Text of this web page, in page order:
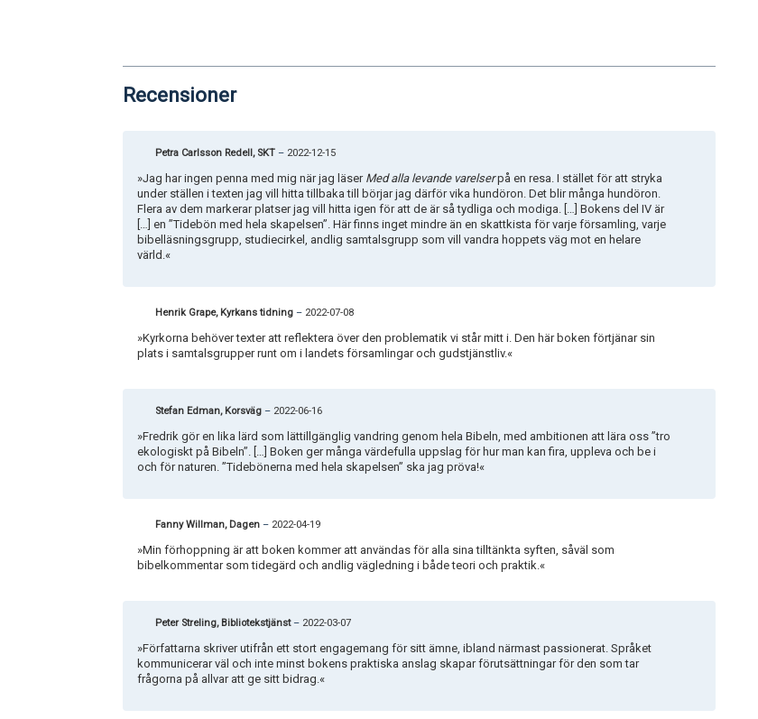
Recensioner
Petra Carlsson Redell, SKT – 2022-12-15
»Jag har ingen penna med mig när jag läser Med alla levande varelserpå en resa. I stället för att stryka
under ställen i texten jag vill hitta tillbaka till börjar jag därför vika hundöron. Det blir många hundöron.
Flera av dem markerar platser jag vill hitta igen för att de är så tydliga och modiga. […] Bokens del IV är
[…] en ”Tidebön med hela skapelsen”. Här finns inget mindre än en skattkista för varje församling, varje
bibelläsningsgrupp, studiecirkel, andlig samtalsgrupp som vill vandra hoppets väg mot en helare
värld.«
Henrik Grape, Kyrkans tidning– 2022-07-08
»Kyrkorna behöver texter att reflektera över den problematik vi står mitt i. Den här boken förtjänar sin
plats i samtalsgrupper runt om i landets församlingar och gudstjänstliv.«
Stefan Edman, Korsväg – 2022-06-16
»Fredrik gör en lika lärd som lättillgänglig vandring genom hela Bibeln, med ambitionen att lära oss ”tro
ekologiskt på Bibeln”. […] Boken ger många värdefulla uppslag för hur man kan fira, uppleva och be i
och för naturen. ”Tidebönerna med hela skapelsen” ska jag pröva!«
Fanny Willman, Dagen– 2022-04-19
»Min förhoppning är att boken kommer att användas för alla sina tilltänkta syften, såväl som
bibelkommentar som tidegärd och andlig vägledning i både teori och praktik.«
Peter Streling, Bibliotekstjänst – 2022-03-07
»Författarna skriver utifrån ett stort engagemang för sitt ämne, ibland närmast passionerat. Språket
kommunicerar väl och inte minst bokens praktiska anslag skapar förutsättningar för den som tar
frågorna på allvar att ge sitt bidrag.«